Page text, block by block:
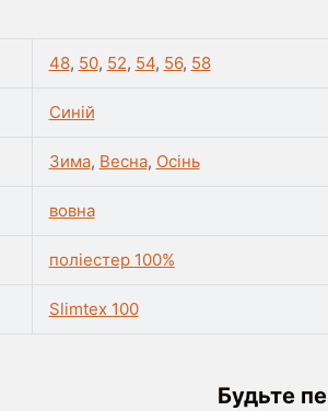
48, 50, 52, 54, 56, 58
Синій
Зима, Весна, Осінь
вовна
поліестер 100%
Slimtex 100
Будьте